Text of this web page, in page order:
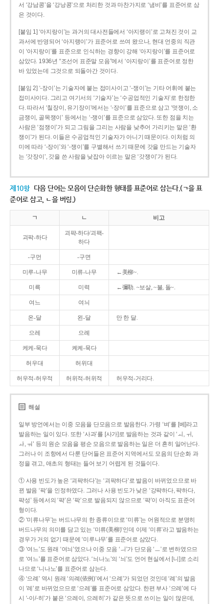
서 ‘강남콩’을 ‘강낭콩’으로 처리한 것과 마찬가지로 ‘냄비’를 표준어로 삼
은 것이다.
[붙임 1] ‘아지랑이’는 과거의 대사전들에서 ‘아지랭이’로 고쳐진 것이 교
과서에 반영되어 ‘아지랭이’가 표준어로 쓰여 왔으나, 현대 언중의 직관
이 ‘아지랑이’를 표준으로 인식하는 경향이 강해 ‘아지랑이’를 표준어로
삼았다. 1936년 “조선어 표준말 모음”에서 ‘아지랑이’를 표준어로 정한
바 있었는데 그것으로 되돌아간 것이다.
[붙임 2] ‘-장이’는 기술자에 붙는 접미사이고 ‘-쟁이’는 기타 어휘에 붙는
접미사이다. 그리고 여기서의 ‘기술자’는 ‘수공업적인 기술자’로 한정한
다. 따라서 ‘칠장이, 유기장이’에서는 ‘-장이’를 표준으로 삼고 ‘멋쟁이, 소
금쟁이, 골목쟁이’ 등에서는 ‘-쟁이’를 표준으로 삼았다. 또한 점을 치는
사람은 ‘점쟁이’가 되고 그림을 그리는 사람을 낮추어 가리키는 말은 ‘환
쟁이’가 된다. 이들은 수공업적인 기술자가 아니기 때문이다. 이처럼 의
미에 따라 ‘-장이’와 ‘-쟁이’를 구별해서 쓰기 때문에 갓을 만드는 기술자
는 ‘갓장이’, 갓을 쓴 사람을 낮잡아 이르는 말은 ‘갓쟁이’가 된다.
제10항 다음 단어는 모음이 단순화한 형태를 표준어로 삼는다.(ㄱ을 표
준어로 삼고, ㄴ을 버림.)
ㄱ ㄴ 비고
괴팍-하다
괴퍅-하다/괴팩-
하다
-구먼 -구면
미루-나무 미류-나무 ←美柳~.
미륵 미력 ←彌勒. ~보살, ~불, 돌~.
여느 여늬
온-달 왼-달 만 한 달.
으레 으례
케케-묵다 켸켸-묵다
허우대 허위대
허우적-허우적 허위적-허위적 허우적-거리다.
해설
일부 방언에서는 이중 모음을 단모음으로 발음한다. 가령 ‘벼’를 [베]라고
발음하는 일이 있다. 또한 ‘사과’를 [사가]로 발음하는 것과 같이 ‘ㅚ, ㅟ,
ㅘ, ㅝ’ 등의 원순 모음을 평순 모음으로 발음하는 일은 더 흔히 일어난다.
그러나 이 조항에서 다룬 단어들은 표준어 지역에서도 모음의 단순화 과
정을 겪고, 애초의 형태는 들어 보기 어렵게 된 것들이다.
① 사용 빈도가 높은 ‘괴퍅하다’는 ‘괴팍하다’로 발음이 바뀌었으므로 바
뀐 발음 ‘팍’을 인정하였다. 그러나 사용 빈도가 낮은 ‘강퍅하다, 퍅하다,
퍅성’ 등에서의 ‘퍅’은 ‘팍’으로 발음되지 않으므로 ‘퍅’이 아직도 표준어
형이다.
② ‘미류나무’는 버드나무의 한 종류이므로 ‘미류’는 어원적으로 분명히
버드나무의 의미를 담고 있는 ‘미류(美柳)’인데 이제 ‘미류’라고 발음하는
경우가 거의 없기 때문에 ‘미루나무’를 표준어로 삼았다.
③ ‘여느’도 원래 ‘여늬’였으나 이중 모음 ‘ㅢ’가 단모음 ‘ㅡ’로 변하였으므
로 ‘여느’를 표준어로 삼았다. ‘늬나노’의 ‘늬’도 언어 현실에서 [니]로 소리
나므로 ‘니나노’를 표준어로 삼는다.
④ ‘으례’ 역시 원래 ‘의례(依例)’에서 ‘으례’가 되었던 것인데 ‘례’의 발음
이 ‘레’로 바뀌었으므로 ‘으레’를 표준어로 삼았다. 한편 부사 ‘으레’에 다
시 ‘-이/-히’가 붙은 ‘으레이, 으레히’가 같은 뜻으로 쓰이는 일이 많은데,